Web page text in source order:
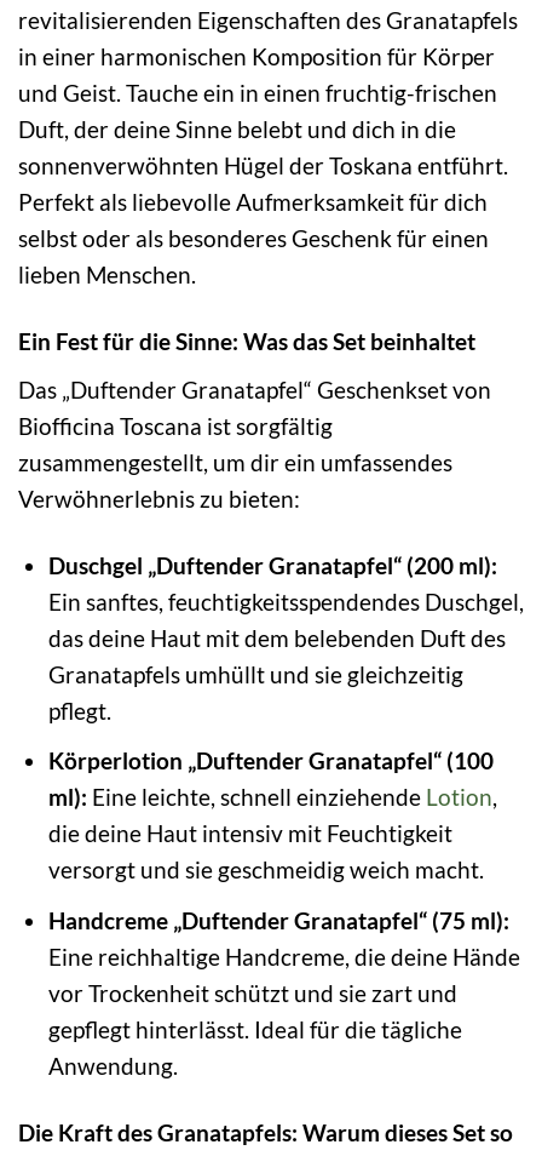
revitalisierenden Eigenschaften des Granatapfels
in einer harmonischen Komposition für Körper
und Geist. Tauche ein in einen fruchtig-frischen
Duft, der deine Sinne belebt und dich in die
sonnenverwöhnten Hügel der Toskana entführt.
Perfekt als liebevolle Aufmerksamkeit für dich
selbst oder als besonderes Geschenk für einen
lieben Menschen.
Ein Fest für die Sinne: Was das Set beinhaltet
Das „Duftender Granatapfel“ Geschenkset von
Biofficina Toscana ist sorgfältig
zusammengestellt, um dir ein umfassendes
Verwöhnerlebnis zu bieten:
Duschgel „Duftender Granatapfel“ (200 ml):
Ein sanftes, feuchtigkeitsspendendes Duschgel,
das deine Haut mit dem belebenden Duft des
Granatapfels umhüllt und sie gleichzeitig
pflegt.
Körperlotion „Duftender Granatapfel“ (100
ml): Eine leichte, schnell einziehende Lotion,
die deine Haut intensiv mit Feuchtigkeit
versorgt und sie geschmeidig weich macht.
Handcreme „Duftender Granatapfel“ (75 ml):
Eine reichhaltige Handcreme, die deine Hände
vor Trockenheit schützt und sie zart und
gepflegt hinterlässt. Ideal für die tägliche
Anwendung.
Die Kraft des Granatapfels: Warum dieses Set so